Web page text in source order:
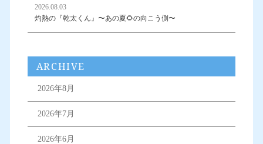
2026.08.03
灼熱の『乾太くん』〜あの夏🌻の向こう側〜
ARCHIVE
2026年8月
2026年7月
2026年6月